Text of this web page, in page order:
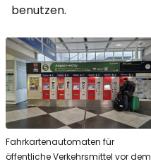
benutzen.
Fahrkartenautomaten für
öffentliche Verkehrsmittel vor dem